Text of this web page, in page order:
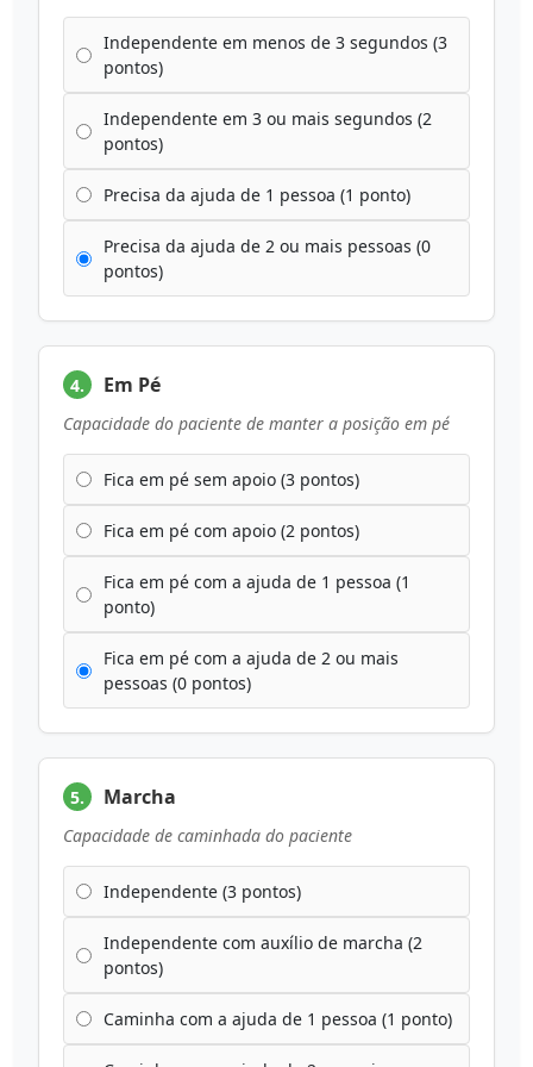
Independente em menos de 3 segundos (3
pontos)
Independente em 3 ou mais segundos (2
pontos)
Precisa da ajuda de 1 pessoa (1 ponto)
Precisa da ajuda de 2 ou mais pessoas (0
pontos)
4. Em Pé
Capacidade do paciente de manter a posição em pé
Fica em pé sem apoio (3 pontos)
Fica em pé com apoio (2 pontos)
Fica em pé com a ajuda de 1 pessoa (1
ponto)
Fica em pé com a ajuda de 2 ou mais
pessoas (0 pontos)
5. Marcha
Capacidade de caminhada do paciente
Independente (3 pontos)
Independente com auxílio de marcha (2
pontos)
Caminha com a ajuda de 1 pessoa (1 ponto)